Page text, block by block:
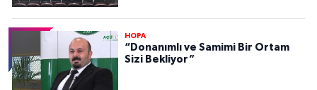
HOPA
“Donanımlı ve Samimi Bir Ortam
Sizi Bekliyor”